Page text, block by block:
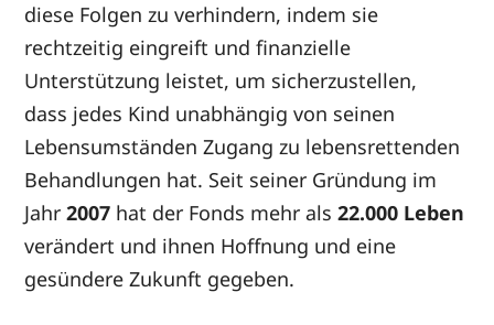
diese Folgen zu verhindern, indem sie
rechtzeitig eingreift und finanzielle
Unterstützung leistet, um sicherzustellen,
dass jedes Kind unabhängig von seinen
Lebensumständen Zugang zu lebensrettenden
Behandlungen hat. Seit seiner Gründung im
Jahr 2007 hat der Fonds mehr als 22.000 Leben
verändert und ihnen Hoffnung und eine
gesündere Zukunft gegeben.